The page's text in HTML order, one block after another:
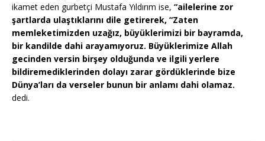
ikamet eden gurbetçi Mustafa Yıldırım ise, “ailelerine zor
şartlarda ulaştıklarını dile getirerek, “Zaten
memleketimizden uzağız, büyüklerimizi bir bayramda,
bir kandilde dahi arayamıyoruz. Büyüklerimize Allah
gecinden versin birşey olduğunda ve ilgili yerlere
bildiremediklerinden dolayı zarar gördüklerinde bize
Dünya’ları da verseler bunun bir anlamı dahi olamaz.
dedi.